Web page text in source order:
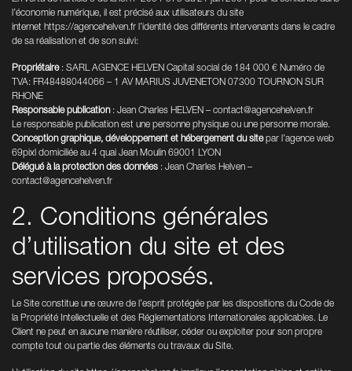
l’économie numérique, il est précisé aux utilisateurs du site
internet https://agencehelven.fr l’identité des différents intervenants dans le cadre
de sa réalisation et de son suivi:
Propriétaire: SARL AGENCE HELVEN Capital social de 184 000 € Numéro de
TVA: FR48488044066 – 1 AV MARIUS JUVENETON 07300 TOURNON SUR
RHONE
Responsable publication: Jean Charles HELVEN – contact@agencehelven.fr
Le responsable publication est une personne physique ou une personne morale.
Conception graphique, développement et hébergement du sitepar l’agence web
69pixl domiciliée au 4 quai Jean Moulin 69001 LYON
Délégué à la protection des données : Jean Charles Helven –
contact@agencehelven.fr
2. Conditions générales
d’utilisation du site et des
services proposés.
Le Site constitue une œuvre de l’esprit protégée par les dispositions du Code de
la Propriété Intellectuelle et des Réglementations Internationales applicables. Le
Client ne peut en aucune manière réutiliser, céder ou exploiter pour son propre
compte tout ou partie des éléments ou travaux du Site.